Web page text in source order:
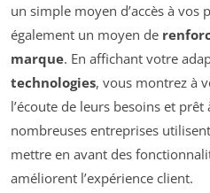
un simple moyen d’accès à vos
également un moyen de
marque. En affichant votre
technologies, vous montrez à
l’écoute de leurs besoins et
nombreuses entreprises
mettre en avant des
améliorent l’expérience client.